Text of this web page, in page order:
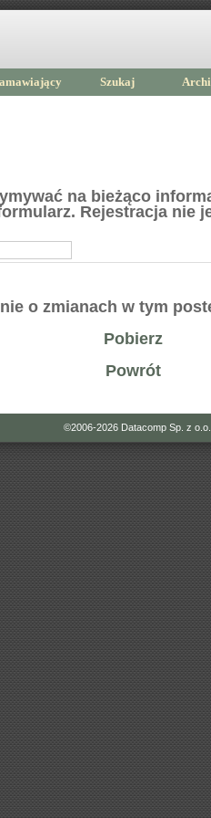
Szukaj
na bieżąco
Rejestracja nie
o zmianach w tym
Pobierz
Powrót
©2006-2026 Datacomp Sp. z o.o.